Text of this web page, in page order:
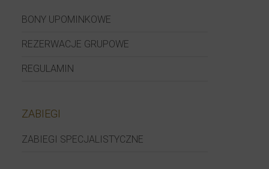
BONY UPOMINKOWE
REZERWACJE GRUPOWE
REGULAMIN
ZABIEGI
ZABIEGI SPECJALISTYCZNE